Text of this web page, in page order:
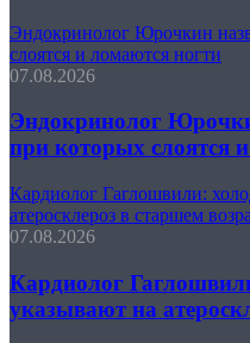
Эндокринолог Юрочкин
слоятся и ломаются ногти
07.08.2026
Эндокринолог
при которых слоятся
Кардиолог Гаглошвили:
атеросклероз в старшем
07.08.2026
Кардиолог
указывают на